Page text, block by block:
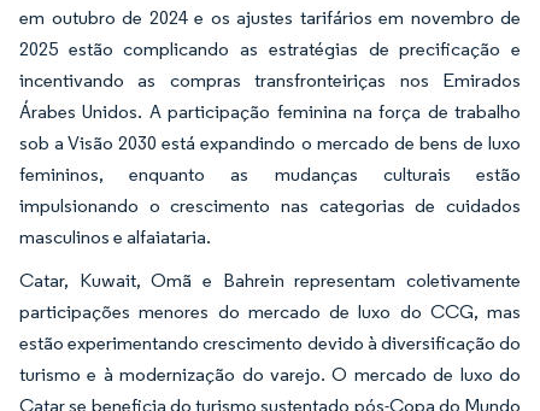
em outubro de 2024 e os ajustes tarifários em novembro de
2025 estão complicando as estratégias de precificação e
incentivando as compras transfronteiriças nos Emirados
Árabes Unidos. A participação feminina na força de trabalho
sob a Visão 2030 está expandindo o mercado de bens de luxo
femininos, enquanto as mudanças culturais estão
impulsionando o crescimento nas categorias de cuidados
masculinos e alfaiataria.
Catar, Kuwait, Omã e Bahrein representam coletivamente
participações menores do mercado de luxo do CCG, mas
estão experimentando crescimento devido à diversificação do
turismo e à modernização do varejo. O mercado de luxo do
Catar se beneficia do turismo sustentado pós-Copa do Mundo